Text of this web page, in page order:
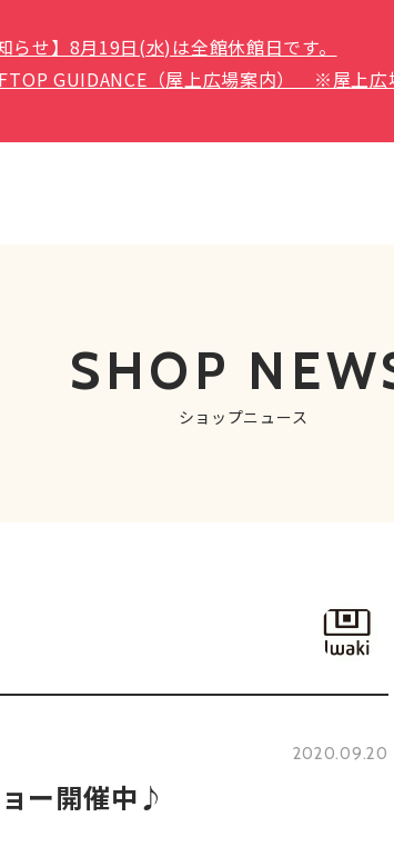
らせ】8月19日(水)は全館休館日です。
GUIDANCE（屋上広場案内） ※屋上広
SHOP
ショップニュース
2020.09.20
ー開催中♪